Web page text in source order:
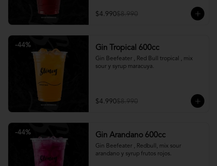
$4.990$8.990
-44% Gin Tropical 600cc
Gin Beefeater , Red Bull tropical , mix
sour y syrup maracuya.
$4.990$8.990
-44% Gin Arandano 600cc
Gin Beefeater , Redbull, mix sour
arandano y syrup frutos rojos.